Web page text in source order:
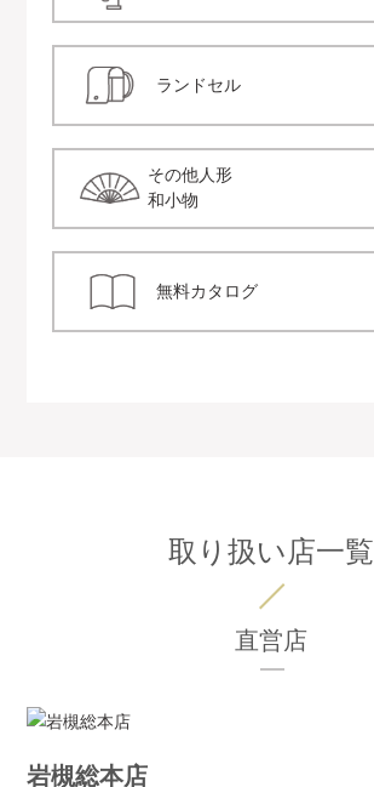
ランドセル
その他人形
和小物
無料カタログ
取り扱い店一覧
直営店
岩槻総本店